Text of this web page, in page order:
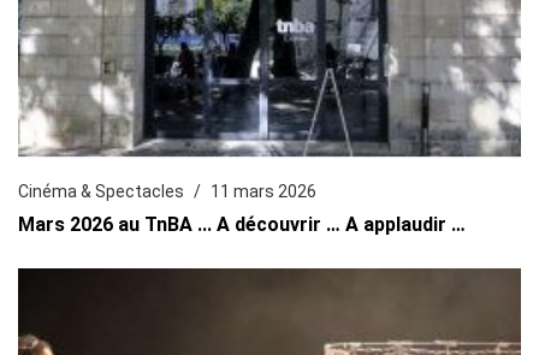
Cinéma & Spectacles 11 mars 2026
Mars 2026 au TnBA ... A découvrir … A applaudir …